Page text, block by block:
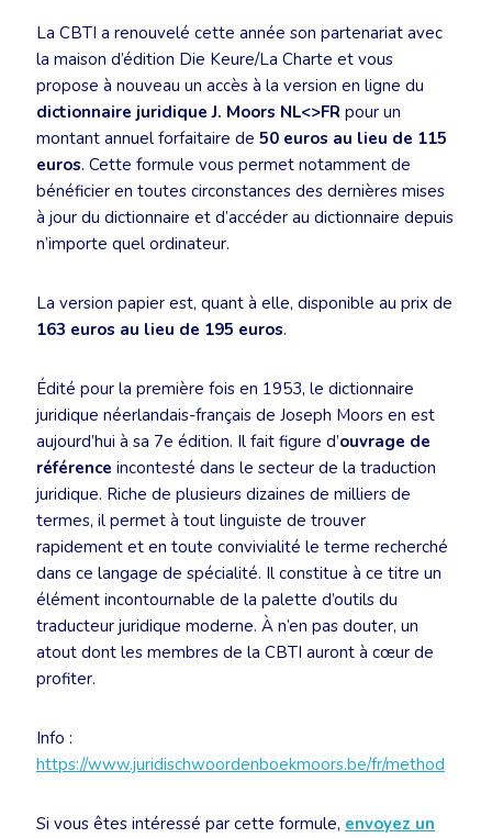
La CBTI a renouvelé cette année son partenariat avec
la maison d’édition Die Keure/La Charte et vous
propose à nouveau un accès à la version en ligne du
dictionnaire juridique J. Moors NL<>FR pour un
montant annuel forfaitaire de 50 euros au lieu de 115
euros. Cette formule vous permet notamment de
bénéficier en toutes circonstances des dernières mises
à jour du dictionnaire et d’accéder au dictionnaire depuis
n’importe quel ordinateur.
La version papier est, quant à elle, disponible au prix de
163 euros au lieu de 195 euros.
Édité pour la première fois en 1953, le dictionnaire
juridique néerlandais-français de Joseph Moors en est
aujourd’hui à sa 7e édition. Il fait figure d’ouvrage de
référence incontesté dans le secteur de la traduction
juridique. Riche de plusieurs dizaines de milliers de
termes, il permet à tout linguiste de trouver
rapidement et en toute convivialité le terme recherché
dans ce langage de spécialité. Il constitue à ce titre un
élément incontournable de la palette d’outils du
traducteur juridique moderne. À n’en pas douter, un
atout dont les membres de la CBTI auront à cœur de
profiter.
Info :
https://www.juridischwoordenboekmoors.be/fr/method
Si vous êtes intéressé par cette formule, envoyez un